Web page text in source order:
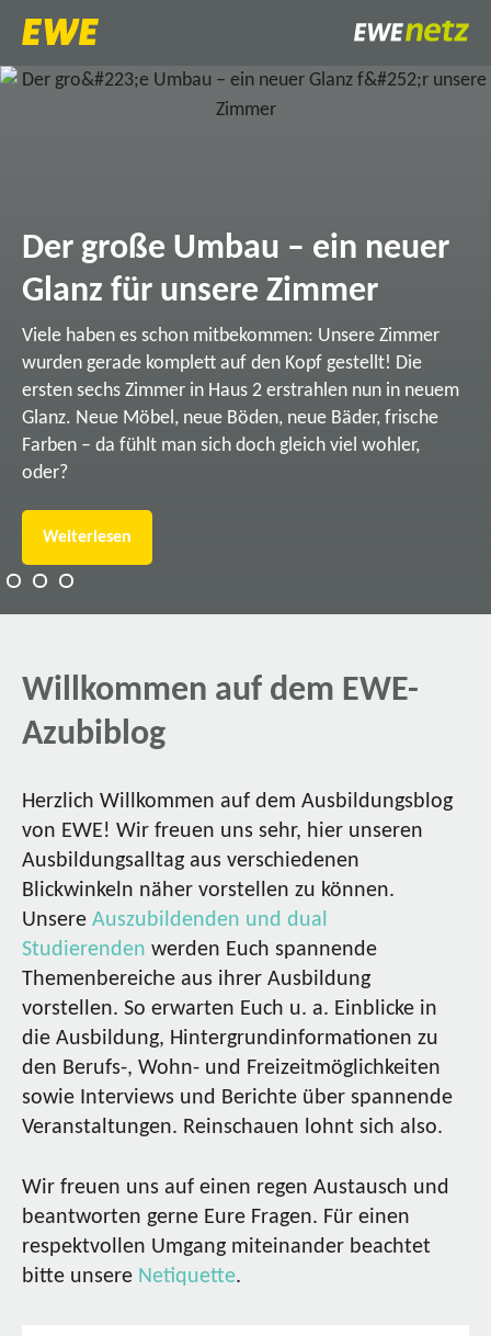
Der große Umbau – ein neuer
Glanz für unsere Zimmer
Viele haben es schon mitbekommen: Unsere Zimmer
wurden gerade komplett auf den Kopf gestellt! Die
ersten sechs Zimmer in Haus 2 erstrahlen nun in neuem
Glanz. Neue Möbel, neue Böden, neue Bäder, frische
Farben – da fühlt man sich doch gleich viel wohler,
oder?
Weiterlesen
Willkommen auf dem EWE-
Azubiblog
Herzlich Willkommen auf dem Ausbildungsblog
von EWE! Wir freuen uns sehr, hier unseren
Ausbildungsalltag aus verschiedenen
Blickwinkeln näher vorstellen zu können.
Unsere Auszubildenden und dual
Studierenden werden Euch spannende
Themenbereiche aus ihrer Ausbildung
vorstellen. So erwarten Euch u. a. Einblicke in
die Ausbildung, Hintergrundinformationen zu
den Berufs-, Wohn- und Freizeitmöglichkeiten
sowie Interviews und Berichte über spannende
Veranstaltungen. Reinschauen lohnt sich also.
Wir freuen uns auf einen regen Austausch und
beantworten gerne Eure Fragen. Für einen
respektvollen Umgang miteinander beachtet
bitte unsere Netiquette.